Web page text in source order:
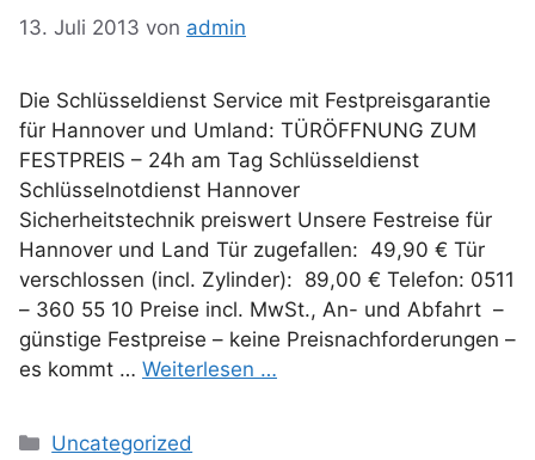
13. Juli 2013 von admin
Die Schlüsseldienst Service mit Festpreisgarantie
für Hannover und Umland: TÜRÖFFNUNG ZUM
FESTPREIS – 24h am Tag Schlüsseldienst
Schlüsselnotdienst Hannover
Sicherheitstechnik preiswert Unsere Festreise für
Hannover und Land Tür zugefallen: 49,90 € Tür
verschlossen (incl. Zylinder): 89,00 € Telefon: 0511
– 360 55 10 Preise incl. MwSt., An- und Abfahrt –
günstige Festpreise – keine Preisnachforderungen –
es kommt … Weiterlesen …
Kategorien
Uncategorized